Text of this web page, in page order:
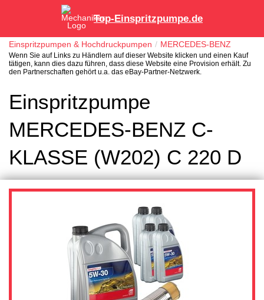
Top-Einspritzpumpe.de
Einspritzpumpen & Hochdruckpumpen MERCEDES-BENZ
Wenn Sie auf Links zu Händlern auf dieser Website klicken und einen Kauf
tätigen, kann dies dazu führen, dass diese Website eine Provision erhält. Zu
den Partnerschaften gehört u.a. das eBay-Partner-Netzwerk.
Einspritzpumpe
MERCEDES-BENZ C-
KLASSE (W202) C 220 D